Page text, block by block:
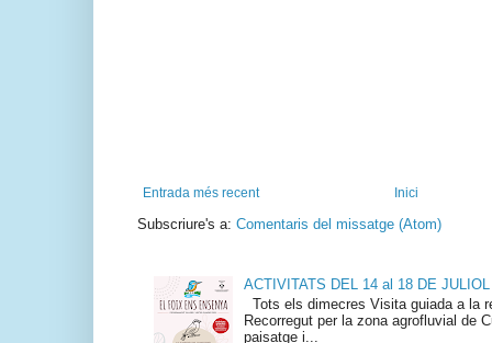
Entrada més recent Inici
Subscriure's a: Comentaris del missatge (Atom)
ACTIVITATS DEL 14 al 18 DE JULIOL
Tots els dimecres Visita guiada a la
Recorregut per la zona agrofluvial de
paisatge i...